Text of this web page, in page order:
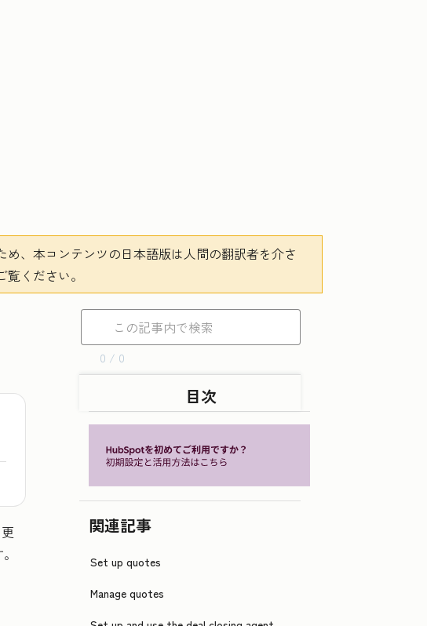
、本コンテンツの日本語版は人間の翻訳者を介さ
覧ください。
0 / 0
目次
関連記事
Set up quotes
Manage quotes